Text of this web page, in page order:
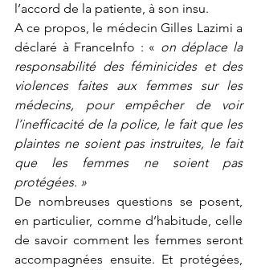
l’accord de la patiente, à son insu.
A ce propos, le médecin Gilles Lazimi a
déclaré à FranceInfo : « on déplace la
responsabilité des féminicides et des
violences faites aux femmes sur les
médecins, pour empêcher de voir
l’inefficacité de la police, le fait que les
plaintes ne soient pas instruites, le fait
que les femmes ne soient pas
protégées. »
De nombreuses questions se posent,
en particulier, comme d’habitude, celle
de savoir comment les femmes seront
accompagnées ensuite. Et protégées,